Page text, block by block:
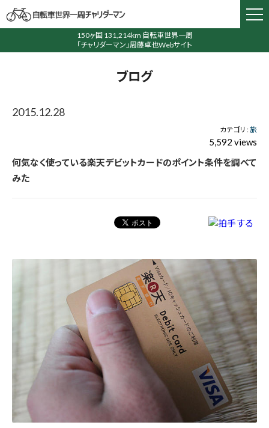
150ヶ国 131,214km 自転車世界一周
「チャリダーマン」周藤卓也Webサイト
ブログ
2015.12.28
カテゴリ :旅
5,592 views
何気なく使っている楽天デビットカードのポイント条件を調べて
みた